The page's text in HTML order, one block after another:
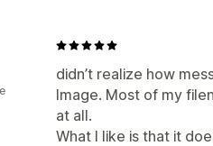
didn’t realize how
Image. Most of my
at all.
What I like is that it